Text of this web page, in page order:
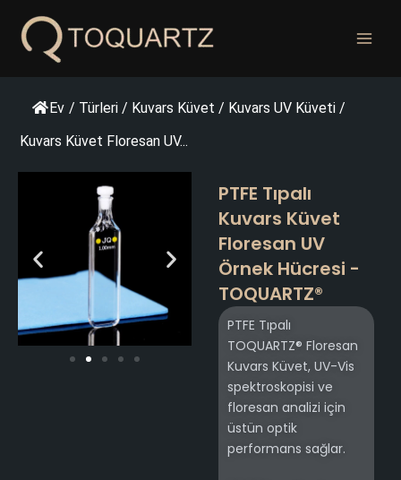
geç
Ev / Türleri / Kuvars Küvet / Kuvars UV Küveti /
Kuvars Küvet Floresan UV...
PTFE Tıpalı
Kuvars Küvet
Floresan UV
Örnek Hücresi -
TOQUARTZ®
PTFE Tıpalı
TOQUARTZ® Floresan
Kuvars Küvet, UV-Vis
spektroskopisi ve
floresan analizi için
üstün optik
performans sağlar.